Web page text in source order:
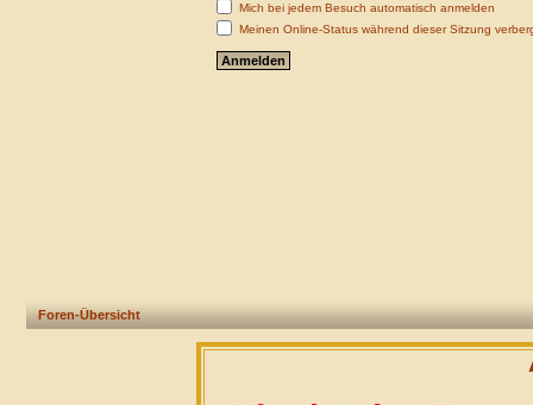
Mich bei jedem Besuch automatisch anmelden
Meinen Online-Status während dieser Sitzung
Foren-Übersicht